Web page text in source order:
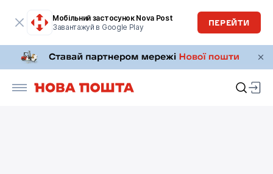
Мобільний застосунок Nova Post
Завантажуй в Google Play
ПЕРЕЙТИ